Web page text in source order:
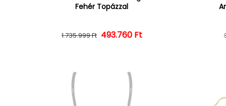
Fehér Topázzal
Normál ár
1.735.999 Ft Kedvezményes ár
493.760 Ft